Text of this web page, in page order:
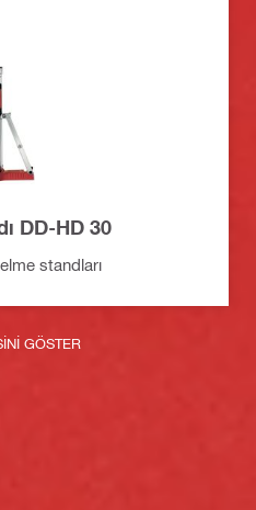
DD-HD 30
standları
GÖSTER